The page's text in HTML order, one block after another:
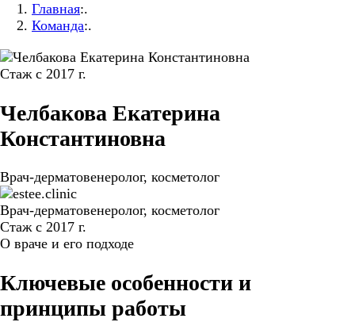
Главная:.
Команда:.
Стаж с 2017 г.
Челбакова Екатерина
Константиновна
Врач-дерматовенеролог, косметолог
Врач-дерматовенеролог, косметолог
Стаж с 2017 г.
О враче и его подходе
Ключевые особенности и
принципы работы